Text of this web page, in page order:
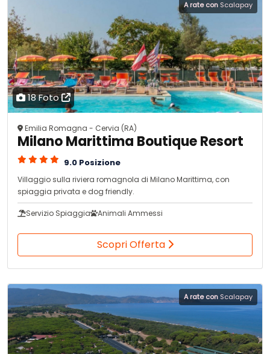
18 Foto
A rate con Scalapay
Emilia Romagna - Cervia (RA)
Milano Marittima Boutique Resort
9.0 Posizione
Villaggio sulla riviera romagnola di Milano Marittima, con
spiaggia privata e dog friendly.
Servizio Spiaggia Animali Ammessi
Scopri Offerta
A rate con Scalapay